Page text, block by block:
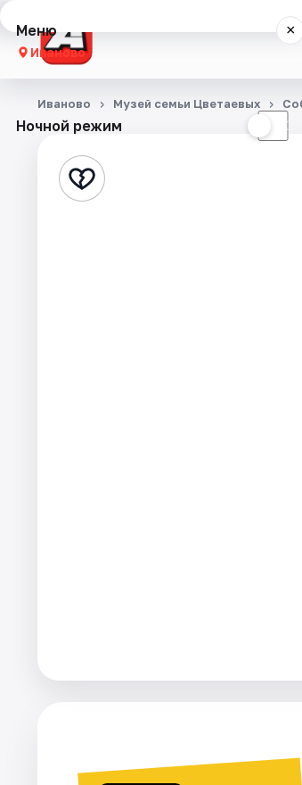
Меню ×
Иваново
Концерты
Стендап
Ночной режим ☾
Иваново Музей семьи Цветаевых